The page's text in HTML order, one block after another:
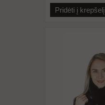
Pridėti į krepšelį